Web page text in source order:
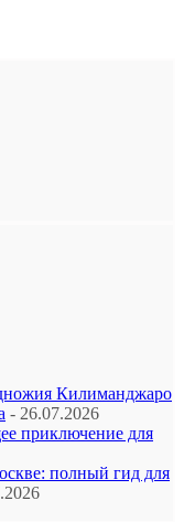
Килиманджаро
- 26.07.2026
приключение для
полный гид для